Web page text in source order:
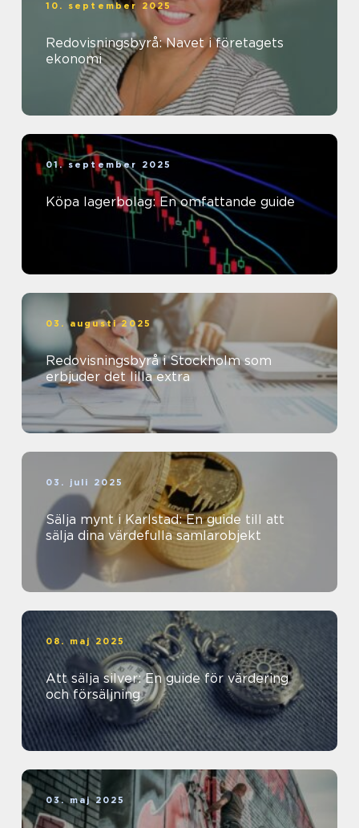
10. september 2025
Redovisningsbyrå: Navet i företagets
ekonomi
01. september 2025
Köpa lagerbolag: En omfattande guide
03. augusti 2025
Redovisningsbyrå i Stockholm som
erbjuder det lilla extra
03. juli 2025
Sälja mynt i Karlstad: En guide till att
sälja dina värdefulla samlarobjekt
08. maj 2025
Att sälja silver: En guide för värdering
och försäljning
03. maj 2025